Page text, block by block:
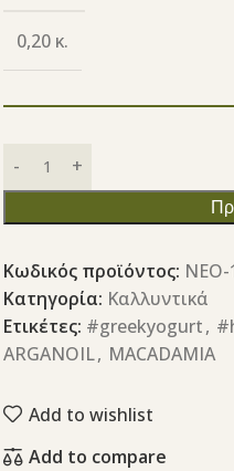
0,20 κ.
Κωδικός προϊόντος: ΝΕΟ-
Κατηγορία: Καλλυντικά
Ετικέτες: #greekyogurt,
ARGANOIL, MACADAMIA
Add to wishlist
Add to compare